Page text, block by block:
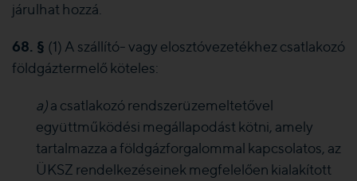
járulhat hozzá.
68. § (1) A szállító- vagy elosztóvezetékhez csatlakozó
földgáztermelő köteles:
a)a csatlakozó rendszerüzemeltetővel
együttműködési megállapodást kötni, amely
tartalmazza a földgázforgalommal kapcsolatos, az
ÜKSZ rendelkezéseinek megfelelően kialakított